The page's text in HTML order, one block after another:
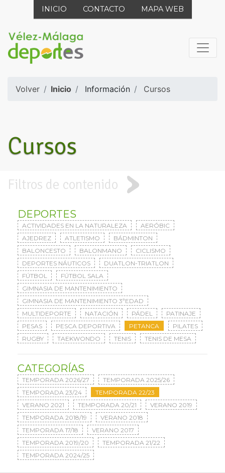
INICIO CONTACTO MAPA WEB
Volver Inicio Información Cursos
Cursos
Filtros de contenido
DEPORTES
ACTIVIDADES EN LA NATURALEZA
AERÓBIC
AJEDREZ
ATLETISMO
BÁDMINTON
BALONCESTO
BALONMANO
CICLISMO
DEPORTES NÁUTICOS
DUATLON-TRIATLON
FÚTBOL
FÚTBOL SALA
GIMNASIA DE MANTENIMIENTO
GIMNASIA DE MANTENIMIENTO 3ªEDAD
MULTIDEPORTE
NATACIÓN PÁDEL
PATINAJE
PESAS
PESCA DEPORTIVA PETANCA
PILATES
RUGBY
TAEKWONDO TENIS TENIS DE MESA
CATEGORÍAS
TEMPORADA 2026/27
TEMPORADA 2025/26
TEMPORADA 23/24
TEMPORADA 22/23
VERANO 2021
TEMPORADA 20/21
VERANO 2019
TEMPORADA 2018/19
VERANO 2018
TEMPORADA 17/18
VERANO 2017
TEMPORADA 2019/20
TEMPORADA 21/22
TEMPORADA 2024/25